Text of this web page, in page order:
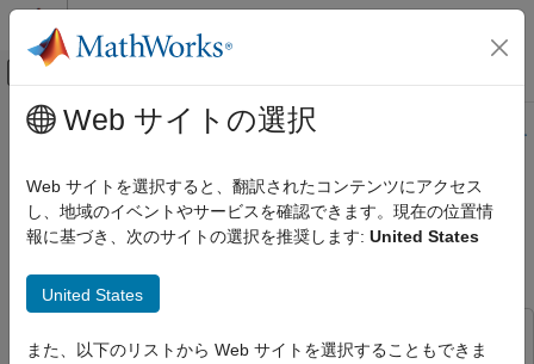
コンテンツへスキップ
オフキャンバス ナビゲーション メ
ドキュメンテーションのホーム
FPGA、ASIC、および SoC 開発
HDL Coder
モデルとアーキテクチャの設計
信号処理アルゴリズムでの HDL アプリケーシ
メインコンテンツ
このページの内容は最新ではありません。最新版の英語を参照す
FPGA 用マルチチャネル FIR フィ
ルター
この例では次を使用します。
Web サイトの選択
Web サイトを選択すると、翻訳されたコンテンツにアクセス
し、地域のイベントやサービスを確認できます。現在の位置情
報に基づき、次のサイトの選択を推奨します: United States
United States
また、以下のリストから Web サイトを選択することもできま